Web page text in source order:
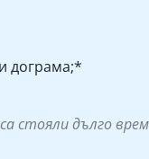
дограма;*
стояли дълго